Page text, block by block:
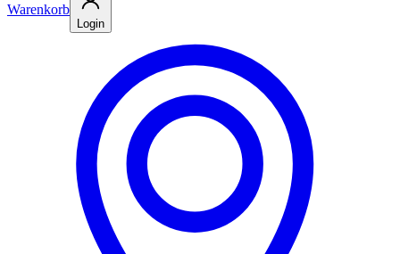
Warenkorb
Login